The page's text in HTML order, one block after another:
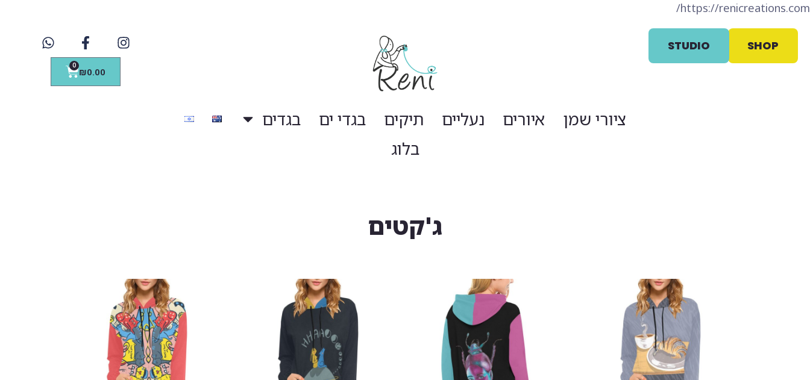
https://renicreations.com/
SHOP
STUDIO
ציורי שמן איורים נעליים תיקים בגדי ים
בגדים
בלוג
₪0.00
0
ג'קטים